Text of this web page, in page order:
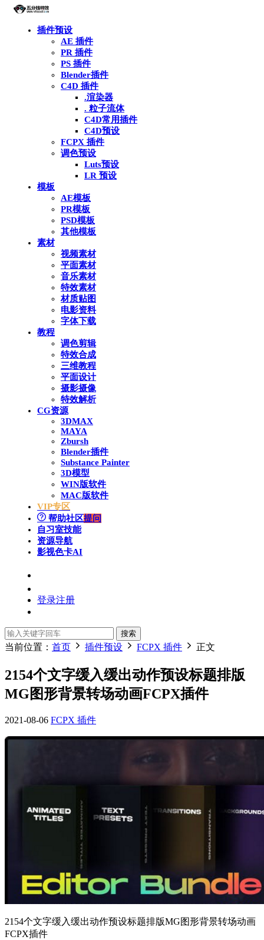
插件预设
AE 插件
PR 插件
PS 插件
Blender插件
C4D 插件
.渲染器
. 粒子流体
C4D常用插件
C4D预设
FCPX 插件
调色预设
Luts预设
LR 预设
模板
AE模板
PR模板
PSD模板
其他模板
素材
视频素材
平面素材
音乐素材
特效素材
材质贴图
电影资料
字体下载
教程
调色剪辑
特效合成
三维教程
平面设计
摄影摄像
特效解析
CG资源
3DMAX
MAYA
Zbursh
Blender插件
Substance Painter
3D模型
WIN版软件
MAC版软件
VIP专区
帮助社区提问
自习室技能
资源导航
影视色卡AI
登录注册
搜索
当前位置： 首页 插件预设 FCPX 插件 正文
2154个文字缓入缓出动作预设标题排版
MG图形背景转场动画FCPX插件
2021-08-06 FCPX 插件
2154个文字缓入缓出动作预设标题排版MG图形背景转场动画
FCPX插件